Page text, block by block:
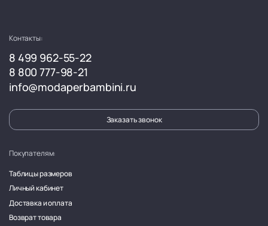
Контакты:
8 499 962-55-22
8 800 777-98-21
info@modaperbambini.ru
Заказать звонок
Покупателям:
Таблицы размеров
Личный кабинет
Доставка и оплата
Возврат товара